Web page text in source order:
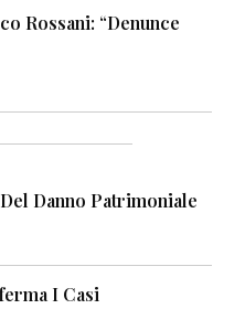
Rossani: “Denunce
Danno Patrimoniale
I Casi